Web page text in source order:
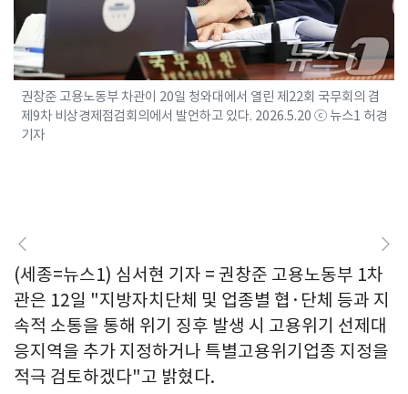
권창준 고용노동부 차관이 20일 청와대에서 열린 제22회 국무회의 겸
제9차 비상경제점검회의에서 발언하고 있다. 2026.5.20 ⓒ 뉴스1 허경
기자
(세종=뉴스1) 심서현 기자 = 권창준 고용노동부 1차
관은 12일 "지방자치단체 및 업종별 협·단체 등과 지
속적 소통을 통해 위기 징후 발생 시 고용위기 선제대
응지역을 추가 지정하거나 특별고용위기업종 지정을
적극 검토하겠다"고 밝혔다.